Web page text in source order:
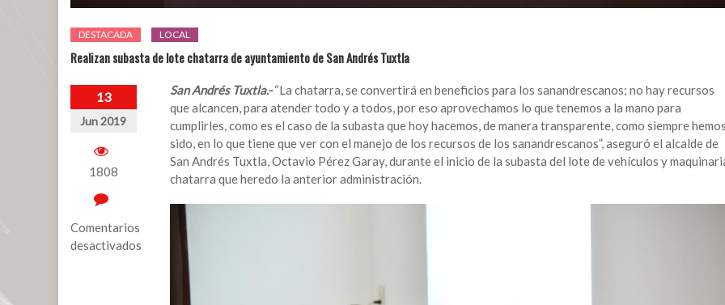
DESTACADA LOCAL
Realizan subasta de lote chatarra de ayuntamiento de San Andrés Tuxtla
13
Jun 2019
1808
Comentarios
desactivados
San Andrés Tuxtla.-“La chatarra, se convertirá en beneficios para los sanandrescanos; no hay recursos
que alcancen, para atender todo y a todos, por eso aprovechamos lo que tenemos a la mano para
cumplirles, como es el caso de la subasta que hoy hacemos, de manera transparente, como siempre
sido, en lo que tiene que ver con el manejo de los recursos de los sanandrescanos”, aseguró el alcalde de
San Andrés Tuxtla, Octavio Pérez Garay, durante el inicio de la subasta del lote de vehículos y
chatarra que heredo la anterior administración.